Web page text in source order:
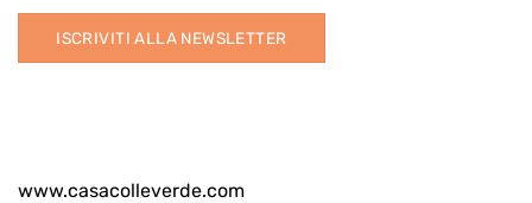
ISCRIVITI ALLA NEWSLETTER
www.casacolleverde.com